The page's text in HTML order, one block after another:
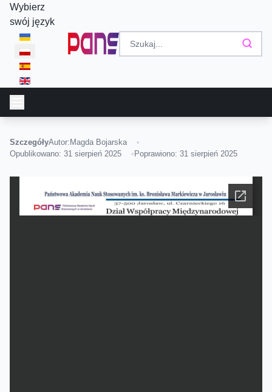
Wybierz
swój język
SzczegółyAutor: Magda Bojarska
Opublikowano: 31 sierpień 2025
Poprawiono: 31 sierpień 2025